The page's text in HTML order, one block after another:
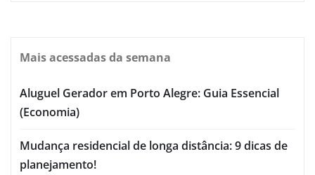
Mais acessadas da semana
Aluguel Gerador em Porto Alegre: Guia Essencial
(Economia)
Mudança residencial de longa distância: 9 dicas de
planejamento!